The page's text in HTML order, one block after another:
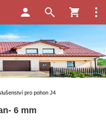
pro pohon J4
6 mm